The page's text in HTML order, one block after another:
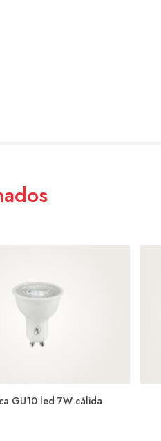
GU10 led 7W cálida